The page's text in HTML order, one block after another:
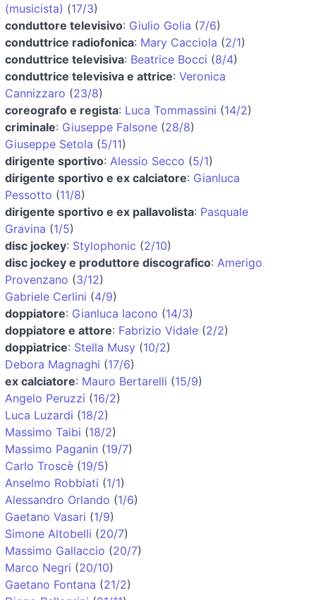
(musicista) (17/3)
conduttore televisivo: Giulio Golia (7/6)
conduttrice radiofonica: Mary Cacciola (2/1)
conduttrice televisiva: Beatrice Bocci (8/4)
conduttrice televisiva e attrice: Veronica
Cannizzaro (23/8)
coreografo e regista: Luca Tommassini (14/2)
criminale: Giuseppe Falsone (28/8)
Giuseppe Setola (5/11)
dirigente sportivo: Alessio Secco (5/1)
dirigente sportivo e ex calciatore: Gianluca
Pessotto (11/8)
dirigente sportivo e ex pallavolista: Pasquale
Gravina (1/5)
disc jockey: Stylophonic (2/10)
disc jockey e produttore discografico: Amerigo
Provenzano (3/12)
Gabriele Cerlini (4/9)
doppiatore: Gianluca Iacono (14/3)
doppiatore e attore: Fabrizio Vidale (2/2)
doppiatrice: Stella Musy (10/2)
Debora Magnaghi (17/6)
ex calciatore: Mauro Bertarelli (15/9)
Angelo Peruzzi (16/2)
Luca Luzardi (18/2)
Massimo Taibi (18/2)
Massimo Paganin (19/7)
Carlo Troscè (19/5)
Anselmo Robbiati (1/1)
Alessandro Orlando (1/6)
Gaetano Vasari (1/9)
Simone Altobelli (20/7)
Massimo Gallaccio (20/7)
Marco Negri (20/10)
Gaetano Fontana (21/2)